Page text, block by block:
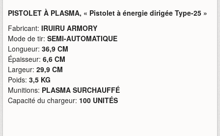
PISTOLET À PLASMA, « Pistolet à énergie dirigée Type-25 »
Fabricant: IRUIRU ARMORY
Mode de tir: SEMI-AUTOMATIQUE
Longueur: 36,9 CM
Épaisseur: 6,6 CM
Largeur: 29,9 CM
Poids: 3,5 KG
Munitions: PLASMA SURCHAUFFÉ
Capacité du chargeur: 100 UNITÉS